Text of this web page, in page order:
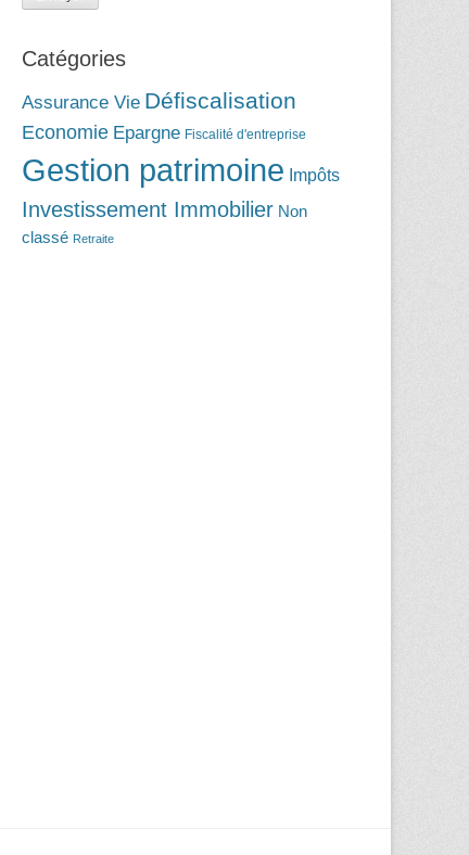
Catégories
Assurance Vie Défiscalisation
Economie Epargne Fiscalité d'entreprise
Gestion patrimoine Impôts
Investissement Immobilier Non
classé Retraite